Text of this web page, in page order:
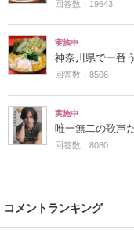
回答数：19643
実施中
神奈川県で一番
回答数：8506
実施中
唯一無二の歌声
回答数：8080
コメントランキング